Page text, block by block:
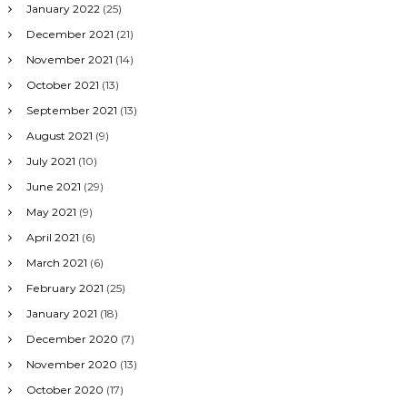
January 2022 (25)
December 2021 (21)
November 2021 (14)
October 2021 (13)
September 2021 (13)
August 2021 (9)
July 2021 (10)
June 2021 (29)
May 2021 (9)
April 2021 (6)
March 2021 (6)
February 2021 (25)
January 2021 (18)
December 2020 (7)
November 2020 (13)
October 2020 (17)